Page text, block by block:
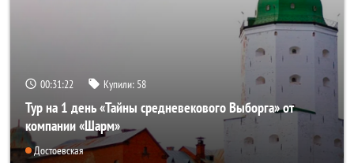
00:31:21 Купили: 58
Тур на 1 день «Тайны средневекового Выборга» от
компании «Шарм»
Достоевская